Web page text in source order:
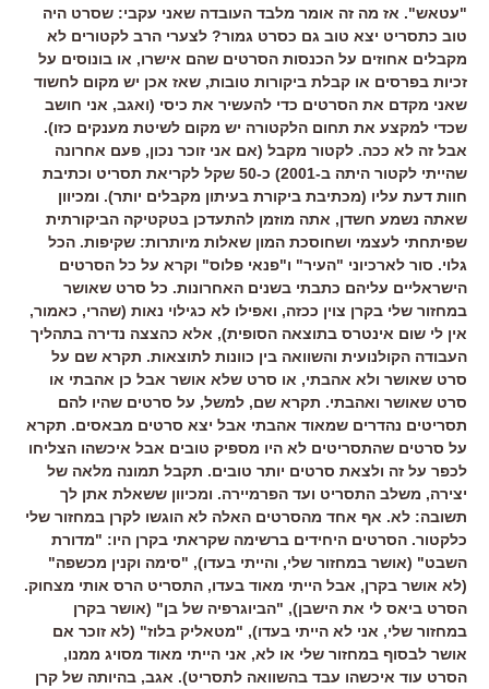
"עטאש". אז מה זה אומר מלבד העובדה שאני עקבי: שסרט היה
טוב כתסריט יצא טוב גם כסרט גמור? לצערי הרב לקטורים לא
מקבלים אחוזים על הכנסות הסרטים שהם אישרו, או בונוסים על
זכיות בפרסים או קבלת ביקורות טובות, שאז אכן יש מקום לחשוד
שאני מקדם את הסרטים כדי להעשיר את כיסי (ואגב, אני חושב
שכדי למקצע את תחום הלקטורה יש מקום לשיטת מענקים כזו).
אבל זה לא ככה. לקטור מקבל (אם אני זוכר נכון, פעם אחרונה
שהייתי לקטור היתה ב-2001) כ-50 שקל לקריאת תסריט וכתיבת
חוות דעת עליו (מכתיבת ביקורת בעיתון מקבלים יותר). ומכיוון
שאתה נשמע חשדן, אתה מוזמן להתעדכן בטקטיקה הביקורתית
שפיתחתי לעצמי ושחוסכת המון שאלות מיותרות: שקיפות. הכל
גלוי. סור לארכיוני "העיר" ו"פנאי פלוס" וקרא על כל הסרטים
הישראליים עליהם כתבתי בשנים האחרונות. כל סרט שאושר
במחזור שלי בקרן צוין ככזה, ואפילו לא כגילוי נאות (שהרי, כאמור,
אין לי שום אינטרס בתוצאה הסופית), אלא כהצצה נדירה בתהליך
העבודה הקולנועית והשוואה בין כוונות לתוצאות. תקרא שם על
סרט שאושר ולא אהבתי, או סרט שלא אושר אבל כן אהבתי או
סרט שאושר ואהבתי. תקרא שם, למשל, על סרטים שהיו להם
תסריטים נהדרים שמאוד אהבתי אבל יצא סרטים מבאסים. תקרא
על סרטים שהתסריטים לא היו מספיק טובים אבל איכשהו הצליחו
לכפר על זה ולצאת סרטים יותר טובים. תקבל תמונה מלאה של
יצירה, משלב התסריט ועד הפרמיירה. ומכיוון ששאלת אתן לך
תשובה: לא. אף אחד מהסרטים האלה לא הוגשו לקרן במחזור שלי
כלקטור. הסרטים היחידים ברשימה שקראתי בקרן היו: "מדורת
השבט" (אושר במחזור שלי, והייתי בעדו), "סימה וקנין מכשפה"
(לא אושר בקרן, אבל הייתי מאוד בעדו, התסריט הרס אותי מצחוק.
הסרט ביאס לי את הישבן), "הביוגרפיה של בן" (אושר בקרן
במחזור שלי, אני לא הייתי בעדו), "מטאליק בלוז" (לא זוכר אם
אושר לבסוף במחזור שלי או לא, אני הייתי מאוד מסויג ממנו,
הסרט עוד איכשהו עבד בהשוואה לתסריט). אגב, בהיותה של קרן